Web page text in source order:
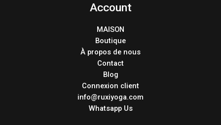
Account
MAISON
Boutique
À propos de nous
Contact
Blog
Connexion client
info@ruxiyoga.com
Whatsapp Us